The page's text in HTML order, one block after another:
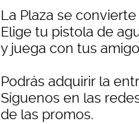
La Plaza se
Elige tu pistola de
y juega con tus
Podrás adquirir la
Síguenos en las
de las promos.